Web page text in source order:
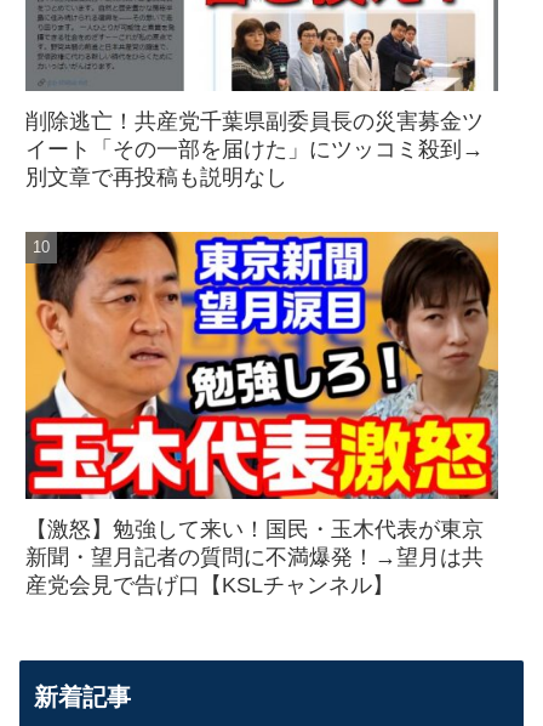
削除逃亡！共産党千葉県副委員長の災害募金ツ
イート「その一部を届けた」にツッコミ殺到→
別文章で再投稿も説明なし
【激怒】勉強して来い！国民・玉木代表が東京
新聞・望月記者の質問に不満爆発！→望月は共
産党会見で告げ口【KSLチャンネル】
新着記事